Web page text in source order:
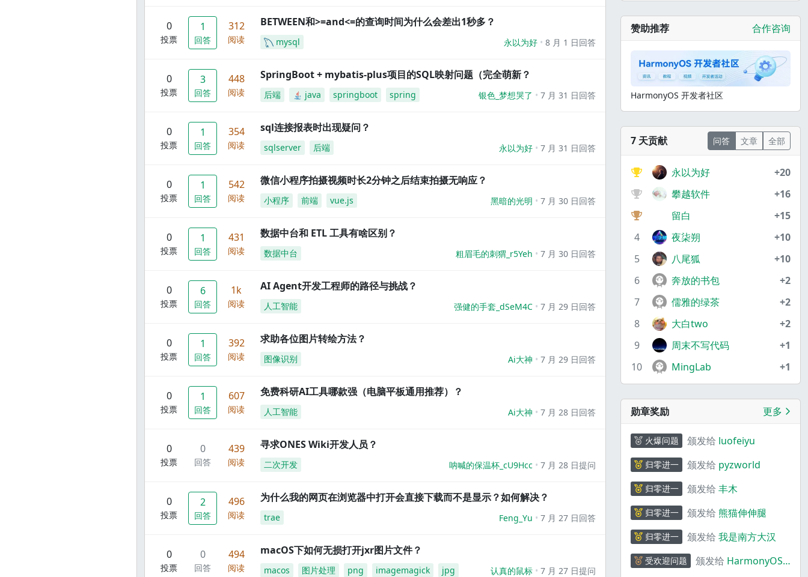
0
投票
1
回答
312
阅读
BETWEEN和>=and<=的查询时间为什么会差出1秒多？
mysql 永以为好 8 月 1 日回答
0
投票
3
回答
448
阅读
SpringBoot + mybatis-plus项目的SQL映射问题（完全萌新？
后端 java springboot spring 银色_梦想哭了 7 月 31 日回答
0
投票
1
回答
354
阅读
sql连接报表时出现疑问？
sqlserver 后端 永以为好 7 月 31 日回答
0
投票
1
回答
542
阅读
微信小程序拍摄视频时长2分钟之后结束拍摄无响应？
小程序 前端 vue.js 黑暗的光明 7 月 30 日回答
0
投票
1
回答
431
阅读
数据中台和 ETL 工具有啥区别？
数据中台 粗眉毛的刺猬_r5Yeh 7 月 30 日回答
0
投票
6
回答
1k
阅读
AI Agent开发工程师的路径与挑战？
人工智能 强健的手套_dSeM4C 7 月 29 日回答
0
投票
1
回答
392
阅读
求助各位图片转绘方法？
图像识别 Ai大神 7 月 29 日回答
0
投票
1
回答
607
阅读
免费科研AI工具哪款强（电脑平板通用推荐）？
人工智能 Ai大神 7 月 28 日回答
0
投票
0
回答
439
阅读
寻求ONES Wiki开发人员？
二次开发 呐喊的保温杯_cU9Hcc 7 月 28 日提问
0
投票
2
回答
496
阅读
为什么我的网页在浏览器中打开会直接下载而不是显示？如何解决？
trae Feng_Yu 7 月 27 日回答
0
投票
0
回答
494
阅读
macOS下如何无损打开jxr图片文件？
macos 图片处理 png imagemagick jpg 认真的鼠标 7 月 27 日提问
赞助推荐 合作咨询
HarmonyOS 开发者社区
7 天贡献 问答 文章 全部
永以为好
+20
攀越软件
+16
留白
+15
4
夜柒朔
+10
5
八尾狐
+10
6
奔放的书包
+2
7
儒雅的绿茶
+2
8
大白two
+2
9
周末不写代码
+1
10
MingLab +1
勋章奖励 更多
火爆问题 颁发给 luofeiyu
归零进一 颁发给 pyzworld
归零进一 颁发给 丰木
归零进一 颁发给 熊猫伸伸腿
归零进一 颁发给 我是南方大汉
受欢迎问题 颁发给 HarmonyOS